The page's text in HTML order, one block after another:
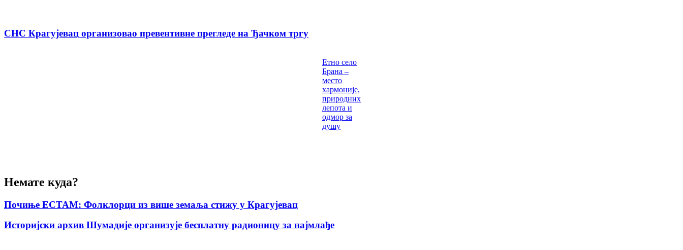
СНС Крагујевац организовао превентивне прегледе на Ђачком тргу
Етно село
Брана –
место
хармоније,
природних
лепота и
одмор за
душу
Немате куда?
Почиње ЕСТАМ: Фолклорци из више земаља стижу у Крагујевац
Историјски архив Шумадије организује бесплатну радионицу за најмлађе